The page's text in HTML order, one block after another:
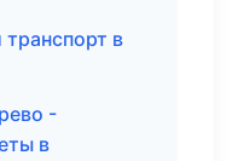
в
-
в